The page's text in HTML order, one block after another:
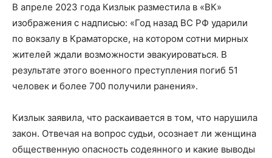
В апреле 2023 года Кизлык разместила в «ВК»
изображения с надписью: «Год назад ВС РФ ударили
по вокзалу в Краматорске, на котором сотни мирных
жителей ждали возможности эвакуироваться. В
результате этого военного преступления погиб 51
человек и более 700 получили ранения».
Кизлык заявила, что раскаивается в том, что нарушила
закон. Отвечая на вопрос судьи, осознает ли женщина
общественную опасность содеянного и какие выводы